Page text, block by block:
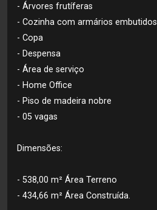
- Árvores frutíferas
- Cozinha com armários embutidos
- Copa
- Despensa
- Área de serviço
- Home Office
- Piso de madeira nobre
- 05 vagas
Dimensões:
- 538,00 m² Área Terreno
- 434,66 m² Área Construída.